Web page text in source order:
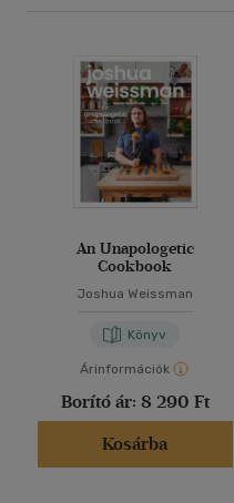
An Unapologetic
Cookbook
Joshua Weissman
Könyv
Árinformációk
Borító ár: 8 290 Ft
Kosárba